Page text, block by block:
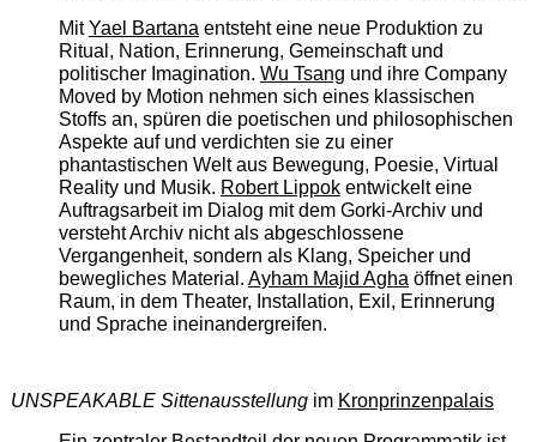
MitYael Bartanaentsteht eine neue Produktion zu
Ritual, Nation, Erinnerung, Gemeinschaft und
politischer Imagination. Wu Tsang und ihre Company
Moved by Motion nehmen sich eines klassischen
Stoffs an, spüren die poetischen und philosophischen
Aspekte auf und verdichten sie zu einer
phantastischen Welt aus Bewegung, Poesie, Virtual
Reality und Musik. Robert Lippokentwickelt eine
Auftragsarbeit im Dialog mit dem Gorki-Archiv und
versteht Archiv nicht als abgeschlossene
Vergangenheit, sondern als Klang, Speicher und
bewegliches Material. Ayham Majid Aghaöffnet einen
Raum, in dem Theater, Installation, Exil, Erinnerung
und Sprache ineinandergreifen.
UNSPEAKABLE Sittenausstellungim Kronprinzenpalais